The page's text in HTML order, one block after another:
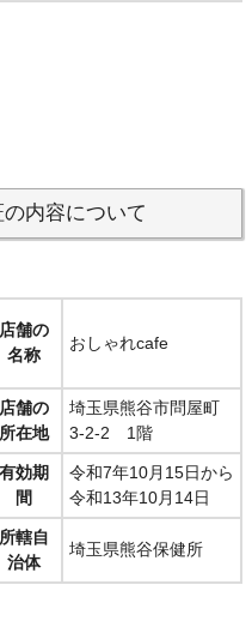
内容について
店舗の
名称
おしゃれcafe
店舗の
所在地
埼玉県熊谷市問屋町
3-2-2 1階
有効期
間
令和7年10月15日から
令和13年10月14日
所轄自
治体
埼玉県熊谷保健所